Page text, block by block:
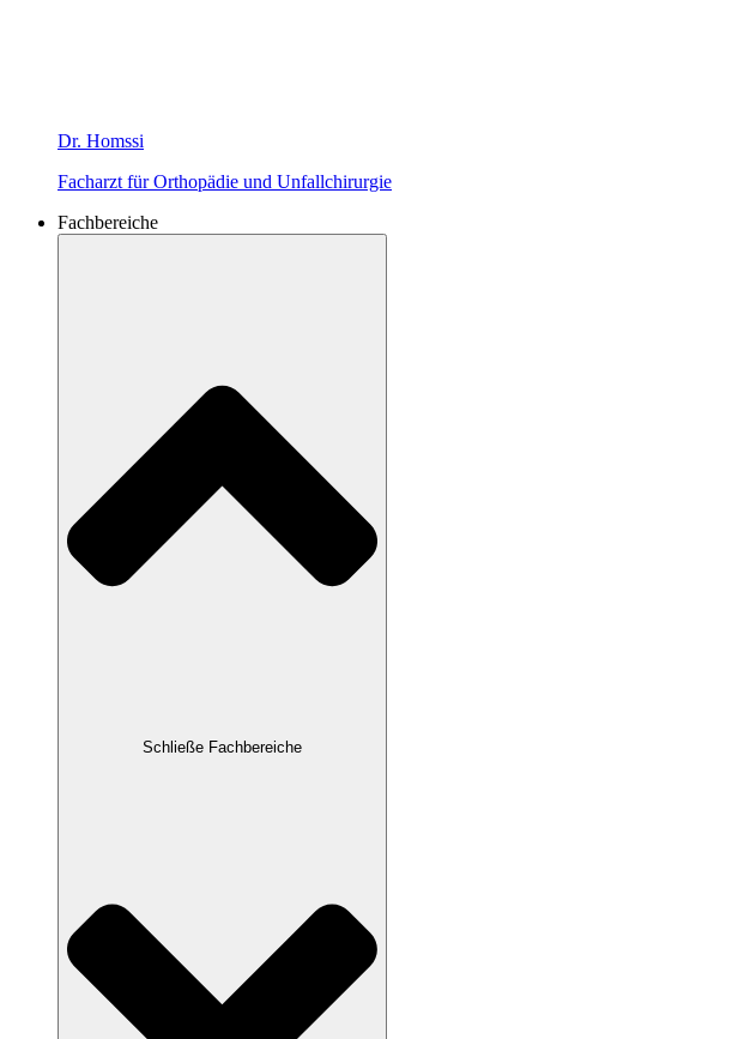
Dr. Homssi
Facharzt für Orthopädie und Unfallchirurgie
Fachbereiche
Schließe Fachbereiche